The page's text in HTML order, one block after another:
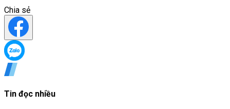
Chia sẻ
Tin đọc nhiều